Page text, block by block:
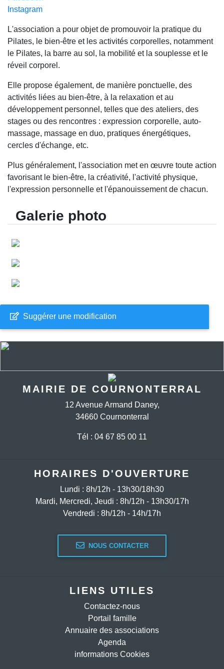
Instagram
L'association a pour objet de promouvoir la pratique du
Pilates, le bien-être et les activités corporelles, notamment
le Pilates, la barre au sol, la mobilité et la souplesse et le
réveil corporel.
Elle propose également, de manière ponctuelle, des
activités liées au bien-être, à la relaxation et au
développement personnel, telles que des ateliers, des
stages ou des rencontres : expression corporelle, auto-
massage, massage en duo, pratiques énergétiques,
cercles d'échange, etc.
Plus généralement, l'association met en œuvre toute action
favorisant le bien-être, la créativité, l'activité physique,
l'expression personnelle et l'épanouissement de chacun.
Galerie photo
Suggérer une modification
MAIRIE DE COURNONTERRAL
12 Avenue Armand Daney,
34660 Cournonterral
Tél : 04 67 85 00 11
HORAIRES D'OUVERTURE
Lundi : 8h/12h - 13h30/18h30
Mardi, Mercredi, Jeudi : 8h/12h - 13h30/17h
Vendredi : 8h/12h - 14h/17h
NOUS CONTACTER
LIENS UTILES
Contactez-nous
Portail famille
Annuaire des associations
Agenda
informations Cookies